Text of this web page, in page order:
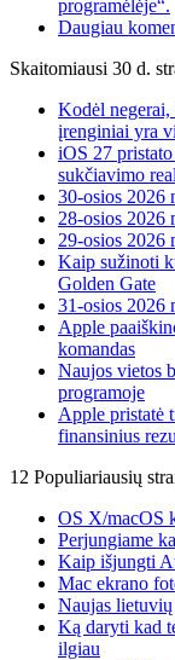
programėlėje“.
Daugiau
Skaitomiausi 30 d.
Kodėl
įrenginiai yra
iOS 27
sukčiavimo
30-osios 2026
28-osios 2026
29-osios 2026
Kaip sužinoti
Golden Gate
31-osios 2026
Apple
komandas
Naujos vietos
programoje
Apple pristatė
finansinius
12 Populiariausių
OS X/macOS
Perjungiame
Kaip išjungti
Mac ekrano
Naujas
Ką daryti kad
ilgiau